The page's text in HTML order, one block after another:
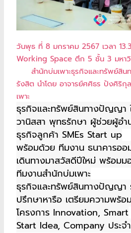
วันพุธ ที่ 8 มกราคม 2567 เวลา
Working Space ตึก 5 ชั้น 3 มหา
สำนักบ่มเพาะธุรกิจและทรัพย์สิน
รังสิต นำโดย อาจารย์ศศิธร ปังศิริกุ
เพาะ
ธุรกิจและทรัพย์สินทางปัญญา
วานิสสา พุทธรักษา ผู้ช่วยผู้อ
ธุรกิจลูกค้า SMEs Start up
พร้อมด้วย ทีมงาน ธนาคารอ
เดินทางมาสวัสดีปีใหม่ พร้อม
ทีมงานสำนักบ่มเพาะ
ธุรกิจและทรัพย์สินทางปัญญ
ปรึกษาหารือ เตรียมความพร้อ
โครงการ Innovation, Smart
Start Idea, Company ประจ